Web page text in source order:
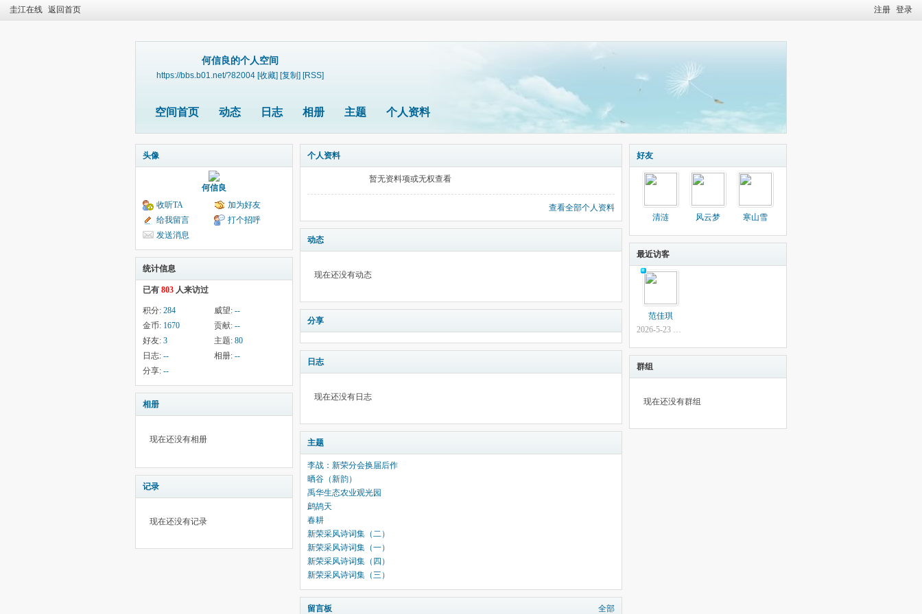
注册 登录
圭江在线 返回首页
何信良的个人空间
https://bbs.b01.net/?82004 [收藏] [复制] [RSS]
空间首页 动态 日志 相册 主题 个人资料
头像
何信良
收听TA
加为好友
给我留言
打个招呼
发送消息
统计信息
已有 803 人来访过
积分: 284 威望: --
金币: 1670 贡献: --
好友: 3 主题: 80
日志: -- 相册: --
分享: --
相册
现在还没有相册
记录
现在还没有记录
个人资料
暂无资料项或无权查看
查看全部个人资料
动态
现在还没有动态
分享
日志
现在还没有日志
主题
李战：新荣分会换届后作
晒谷（新韵）
禹华生态农业观光园
鹧鸪天
春耕
新荣采风诗词集（二）
新荣采风诗词集（一）
新荣采风诗词集（四）
新荣采风诗词集（三）
留言板 全部
好友
清涟 风云梦 寒山雪
最近访客
范佳琪
2026-5-23 00:35
群组
现在还没有群组